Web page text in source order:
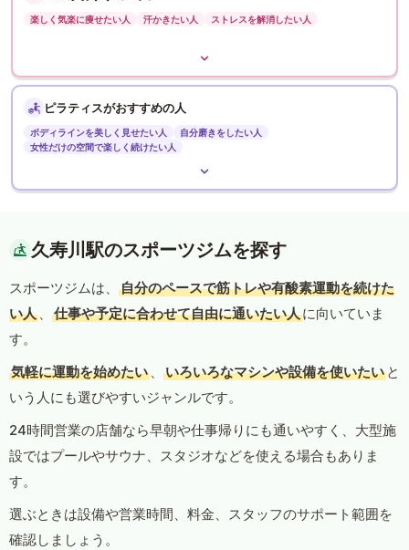
楽しく気楽に痩せたい人 汗かきたい人 ストレスを解消したい人
ピラティスがおすすめの人
ボディラインを美しく見せたい人
自分磨きをしたい人
女性だけの空間で楽しく続けたい人
久寿川駅のスポーツジムを探す
スポーツジムは、
自分のペースで筋トレや有酸素運動を続けた
い人 、 仕事や予定に合わせて自由に通いたい人に向いていま
す。
気軽に運動を始めたい 、 いろいろなマシンや設備を使いたい と
いう人にも選びやすいジャンルです。
24時間営業の店舗なら早朝や仕事帰りにも通いやすく、大型施
設ではプールやサウナ、スタジオなどを使える場合もありま
す。
選ぶときは設備や営業時間、料金、スタッフのサポート範囲を
確認しましょう。